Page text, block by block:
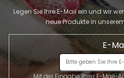
Legen Sie Ihre E-Mail ein und wir
neue Produkte in
E-